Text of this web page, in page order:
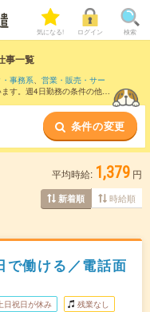
気になる! ログイン 検索
事一覧
事務系、 営業・販売・サー
す。週4日勤務の条件の他
条件の変更
平均時給: 1,379 円
新着順 時給順
で働ける／電話面
日祝日が休み 残業なし